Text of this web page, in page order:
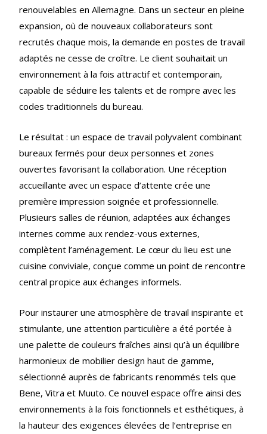
renouvelables en Allemagne. Dans un secteur en pleine
expansion, où de nouveaux collaborateurs sont
recrutés chaque mois, la demande en postes de travail
adaptés ne cesse de croître. Le client souhaitait un
environnement à la fois attractif et contemporain,
capable de séduire les talents et de rompre avec les
codes traditionnels du bureau.
Le résultat : un espace de travail polyvalent combinant
bureaux fermés pour deux personnes et zones
ouvertes favorisant la collaboration. Une réception
accueillante avec un espace d’attente crée une
première impression soignée et professionnelle.
Plusieurs salles de réunion, adaptées aux échanges
internes comme aux rendez-vous externes,
complètent l’aménagement. Le cœur du lieu est une
cuisine conviviale, conçue comme un point de rencontre
central propice aux échanges informels.
Pour instaurer une atmosphère de travail inspirante et
stimulante, une attention particulière a été portée à
une palette de couleurs fraîches ainsi qu’à un équilibre
harmonieux de mobilier design haut de gamme,
sélectionné auprès de fabricants renommés tels que
Bene, Vitra et Muuto. Ce nouvel espace offre ainsi des
environnements à la fois fonctionnels et esthétiques, à
la hauteur des exigences élevées de l’entreprise en